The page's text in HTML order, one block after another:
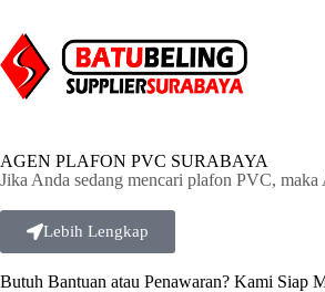
AGEN PLAFON PVC SURABAYA
Jika Anda sedang mencari plafon PVC,
Lebih Lengkap
Butuh Bantuan atau Penawaran? Kami Siap